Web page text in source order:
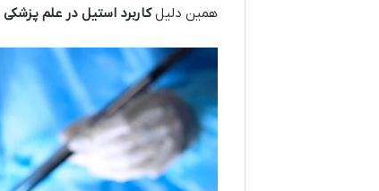
همین دلیلکاربرد استیل در علم پزشکی